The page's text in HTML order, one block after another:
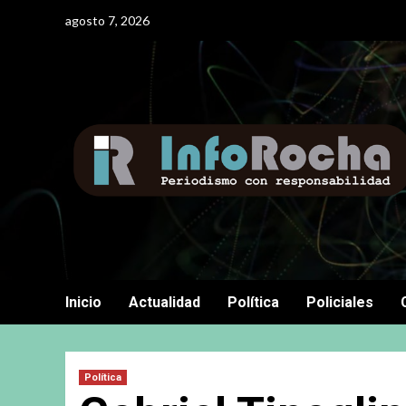
agosto 7, 2026
Inicio Actualidad Política Policiales
Política